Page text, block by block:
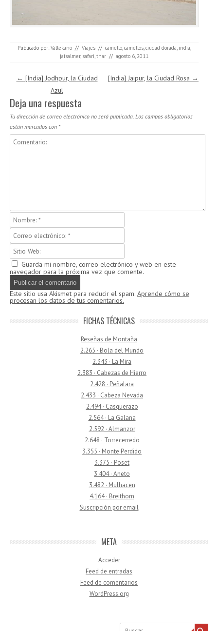
Publicado por: Vallekano // Viajes // camello, camellos, ciudad dorada india
jaisalmer, safari thar // agosto 6, 2011
Navegación de entradas
← [India] Jodhpur, la Ciudad
Azul
[India] Jaipur, la Ciudad Rosa →
Deja una respuesta
Tu dirección de correo electrónico no será publicada. Los campos obligatorios
están marcados con *
Guarda mi nombre, correo electrónico y web en este
navegador para la próxima vez que comente.
Este sitio usa Akismet para reducir el spam. Aprende cómo se
procesan los datos de tus comentarios.
FICHAS TÉCNICAS
Reseñas de Montaña
2.265 · Bola del Mundo
2.343 · La Mira
2.383 · Cabezas de Hierro
2.428 · Peñalara
2.433 · Cabeza Nevada
2.494 · Casquerazo
2.564 · La Galana
2.592 · Almanzor
2.648 · Torrecerredo
3.355 · Monte Perdido
3.375 · Poset
3.404 · Aneto
3.482 · Mulhacen
4.164 · Breithorn
Suscripción por email
META
Acceder
Feed de entradas
Feed de comentarios
WordPress.org
Buscar